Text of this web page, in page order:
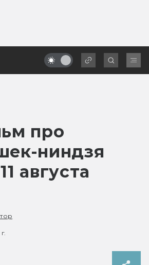
про
ниндзя
августа